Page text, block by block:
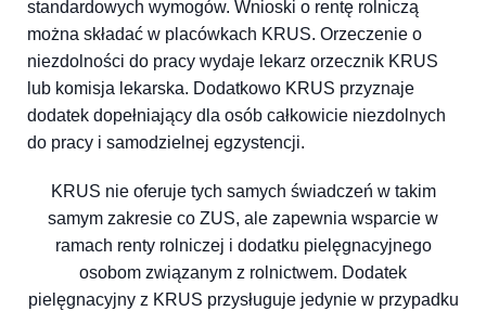
standardowych wymogów. Wnioski o rentę rolniczą
można składać w placówkach KRUS. Orzeczenie o
niezdolności do pracy wydaje lekarz orzecznik KRUS
lub komisja lekarska. Dodatkowo KRUS przyznaje
dodatek dopełniający dla osób całkowicie niezdolnych
do pracy i samodzielnej egzystencji.
KRUS nie oferuje tych samych świadczeń w takim
samym zakresie co ZUS, ale zapewnia wsparcie w
ramach renty rolniczej i dodatku pielęgnacyjnego
osobom związanym z rolnictwem. Dodatek
pielęgnacyjny z KRUS przysługuje jedynie w przypadku